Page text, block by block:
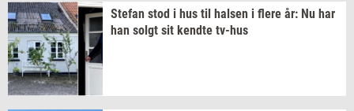
Ste­fan stod i hus til hal­sen i flere år: Nu har
han solgt sit kend­te tv-​hus